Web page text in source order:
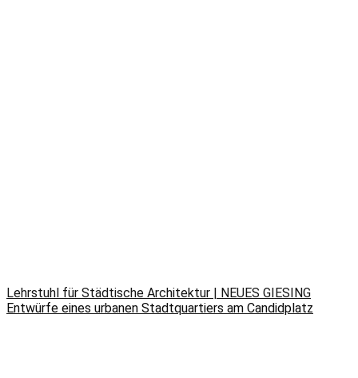
Lehrstuhl für Städtische Architektur | NEUES GIESING
Entwürfe eines urbanen Stadtquartiers am Candidplatz